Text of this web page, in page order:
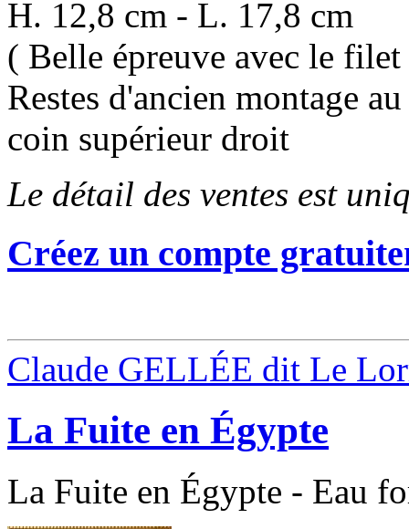
H. 12,8 cm - L. 17,8 cm
( Belle épreuve avec le
Restes d'ancien montage
coin supérieur droit
Le détail des ventes est
Créez un compte
Claude GELLÉE dit Le
La Fuite en Égypte
La Fuite en Égypte - Eau